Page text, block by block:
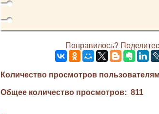
Понравилось?
Количество просмотров
Общее количество просмотров: 811